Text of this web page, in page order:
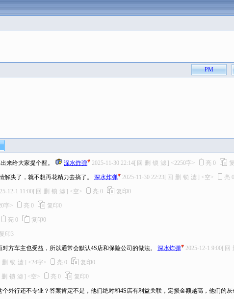
PM
来给大家提个醒。 深水炸弹 2025-11-30 22:14[ 回 删 锁 滤 ] <2250字> 亮 0
决了，就不想再花精力去搞了。 深水炸弹 2025-11-30 22:23[ 回 删 锁 滤 ] <空> 亮 0
12-1 11:00[ 回 删 锁 滤 ] <空> 亮 0 复印0
字> 亮 0 复印0
亮 0 复印0
复印3
方车主也受益，所以通常会默认4S店和保险公司的做法。 深水炸弹 2025-12-1 9:00[ 回
删 锁 滤 ] <24字> 亮 0 复印0
删 锁 滤 ] <空> 亮 0 复印0
外行还不专业？答案肯定不是，他们绝对和4S店有利益关联，定损金额越高，他们的灰